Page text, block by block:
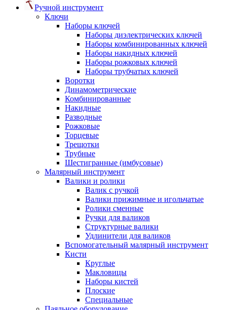
Ручной инструмент
Ключи
Наборы ключей
Наборы диэлектрических ключей
Наборы комбинированных ключей
Наборы накидных ключей
Наборы рожковых ключей
Наборы трубчатых ключей
Воротки
Динамометрические
Комбинированные
Накидные
Разводные
Рожковые
Торцевые
Трещотки
Трубные
Шестигранные (имбусовые)
Малярный инструмент
Валики и ролики
Валик с ручкой
Валики прижимные и игольчатые
Ролики сменные
Ручки для валиков
Структурные валики
Удлинители для валиков
Вспомогательный малярный инструмент
Кисти
Круглые
Макловицы
Наборы кистей
Плоские
Специальные